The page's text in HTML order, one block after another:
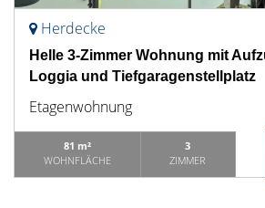
Herdecke
Helle 3-Zimmer Wohnung mit
Loggia und Tiefgaragenstellplatz
Etagenwohnung
81 m²
WOHNFLÄCHE
3
ZIMMER